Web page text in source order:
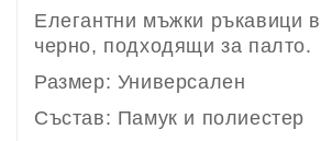
Елегантни мъжки ръкавици
черно, подходящи за палто.
Размер: Универсален
Състав: Памук и полиестер